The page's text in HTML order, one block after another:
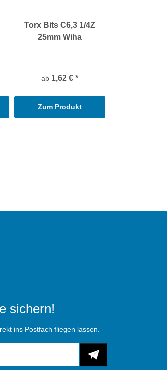
Torx Bits C6,3 1/4Z
25mm Wiha
ab 1,62 € *
Zum Produkt
sichern!
ins Postfach fliegen lassen.